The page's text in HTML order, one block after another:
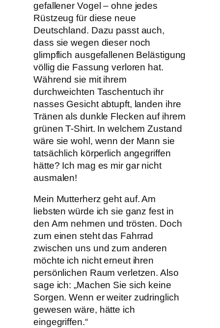
gefallener Vogel – ohne jedes
Rüstzeug für diese neue
Deutschland. Dazu passt auch,
dass sie wegen dieser noch
glimpflich ausgefallenen Belästigung
völlig die Fassung verloren hat.
Während sie mit ihrem
durchweichten Taschentuch ihr
nasses Gesicht abtupft, landen ihre
Tränen als dunkle Flecken auf ihrem
grünen T-Shirt. In welchem Zustand
wäre sie wohl, wenn der Mann sie
tatsächlich körperlich angegriffen
hätte? Ich mag es mir gar nicht
ausmalen!
Mein Mutterherz geht auf. Am
liebsten würde ich sie ganz fest in
den Arm nehmen und trösten. Doch
zum einen steht das Fahrrad
zwischen uns und zum anderen
möchte ich nicht erneut ihren
persönlichen Raum verletzen. Also
sage ich: „Machen Sie sich keine
Sorgen. Wenn er weiter zudringlich
gewesen wäre, hätte ich
eingegriffen.“